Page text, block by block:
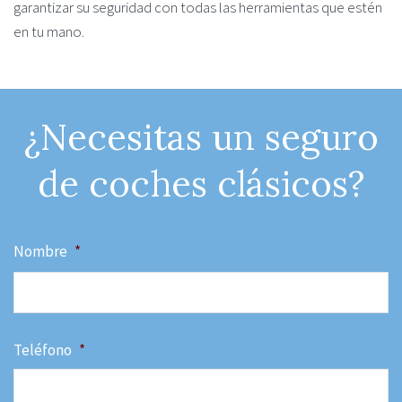
garantizar su seguridad con todas las herramientas que estén
en tu mano.
¿Necesitas un seguro
de coches clásicos?
Nombre *
Teléfono *